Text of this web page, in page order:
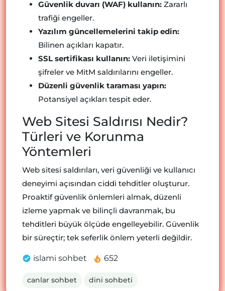
Güvenlik duvarı (WAF) kullanın: Zararlı
trafiği engeller.
Yazılım güncellemelerini takip edin:
Bilinen açıkları kapatır.
SSL sertifikası kullanın: Veri iletişimini
şifreler ve MitM saldırılarını engeller.
Düzenli güvenlik taraması yapın:
Potansiyel açıkları tespit eder.
Web Sitesi Saldırısı Nedir?
Türleri ve Korunma
Yöntemleri
Web sitesi saldırıları, veri güvenliği ve kullanıcı
deneyimi açısından ciddi tehditler oluşturur.
Proaktif güvenlik önlemleri almak, düzenli
izleme yapmak ve bilinçli davranmak, bu
tehditleri büyük ölçüde engelleyebilir. Güvenlik
bir süreçtir; tek seferlik önlem yeterli değildir.
islami sohbet 652
canlar sohbet dini sohbeti